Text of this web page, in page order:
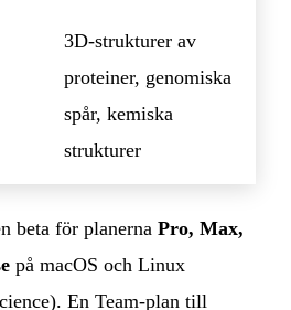
3D-strukturer av
proteiner, genomiska
spår, kemiska
strukturer
beta för planerna Pro, Max,
på macOS och Linux
). En Team-plan till